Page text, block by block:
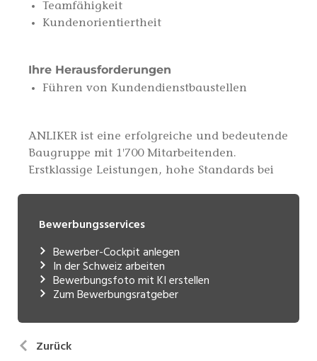
Bewerbungsservices
Bewerber-Cockpit anlegen
In der Schweiz arbeiten
Bewerbungsfoto mit KI erstellen
Zum Bewerbungsratgeber
Zurück